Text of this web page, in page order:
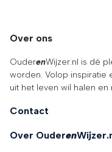
Over ons
OuderenWijzer.nl is dé
worden. Volop inspiratie
uit het leven wil halen
Contact
Over Ouderen